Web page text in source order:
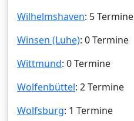
Wilhelmshaven: 5 Termine
Winsen (Luhe): 0 Termine
Wittmund: 0 Termine
Wolfenbüttel: 2 Termine
Wolfsburg: 1 Termine